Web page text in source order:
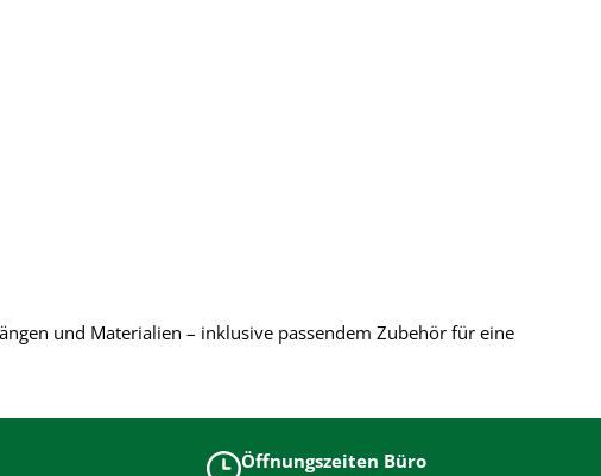
und Materialien – inklusive passendem Zubehör für eine
Öffnungszeiten Büro